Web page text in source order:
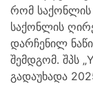
რომ საქონლის
საქონლის
დარჩენილ
შემდგომ. შპს
გადაუხადა